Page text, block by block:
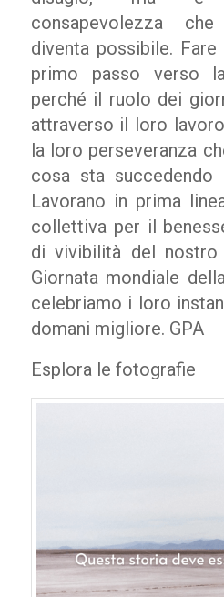
consapevolezza
diventa possibile.
primo passo verso
perché il ruolo dei
attraverso il loro
la loro perseveranza
cosa sta
Lavorano in prima
collettiva per il
di vivibilità del nostro
Giornata mondiale
celebriamo i loro
domani migliore. GPA
Esplora le fotografie